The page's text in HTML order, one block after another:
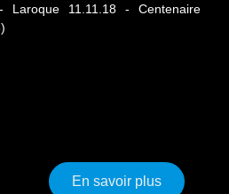
Laroque 11.11.18 - Centenaire
En savoir plussur